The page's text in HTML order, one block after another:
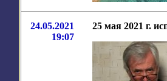
24.05.2021
19:07
25 мая 2021 г.